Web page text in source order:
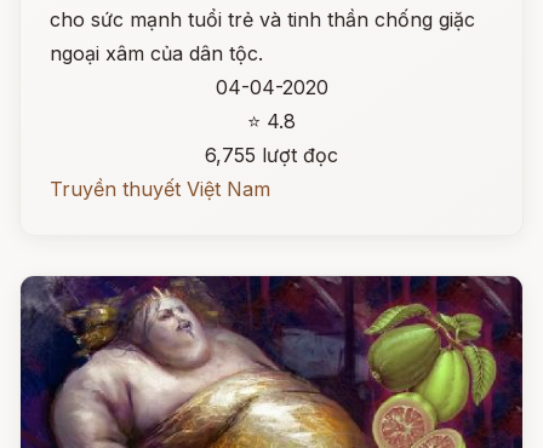
cho sức mạnh tuổi trẻ và tinh thần chống giặc
ngoại xâm của dân tộc.
04-04-2020
⭐ 4.8
6,755 lượt đọc
Truyền thuyết Việt Nam